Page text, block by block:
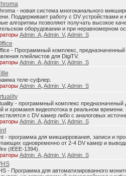
- новая система многоканального
Поддерживает работу с DV устройствами
алгоритмы позволяют получать высокое
оборудовании и при неравномерном
Admin_A, Admin_V, Admin_S
- Программный комплекс, предназначенный
плейлистов для DigiTV.
Admin_A, Admin_V, Admin_S
теле-суфлер.
Admin_A, Admin_V, Admin_S
- программный комплекс предназначеный
и хромакея видеопотока в реальном
с DV камер либо с аналоговых
Admin_A, Admin_V, Admin_S
- программа для микширрования, записи и
одновременно от 2-4 DV камер и
(IEEE-1394).
Admin_A, Admin_V, Admin_S
- Программа для автоматизированного